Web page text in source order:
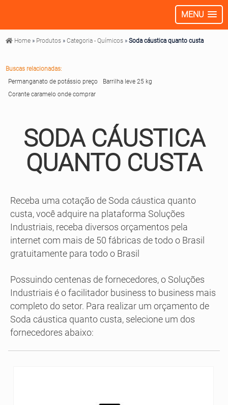
MENU
Home » Produtos » Categoria - Químicos » Soda cáustica quanto custa
Buscas relacionadas:
Permanganato de potássio preço
Barrilha leve 25 kg
Corante caramelo onde comprar
SODA CÁUSTICA
QUANTO CUSTA
Receba uma cotação de Soda cáustica quanto
custa, você adquire na plataforma Soluções
Industriais, receba diversos orçamentos pela
internet com mais de 50 fábricas de todo o Brasil
gratuitamente para todo o Brasil
Possuindo centenas de fornecedores, o Soluções
Industriais é o facilitador business to business mais
completo do setor. Para realizar um orçamento de
Soda cáustica quanto custa, selecione um dos
fornecedores abaixo: